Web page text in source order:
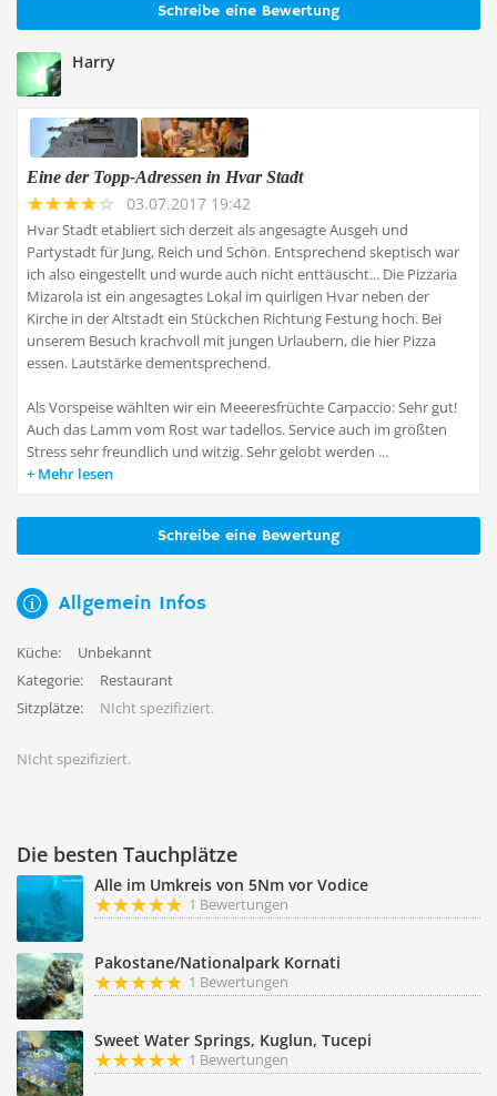
Schreibe eine Bewertung
Harry
Eine der Topp-Adressen in Hvar Stadt
03.07.2017 19:42
Hvar Stadt etabliert sich derzeit als angesagte Ausgeh und
Partystadt für Jung, Reich und Schön. Entsprechend skeptisch war
ich also eingestellt und wurde auch nicht enttäuscht... Die Pizzaria
Mizarola ist ein angesagtes Lokal im quirligen Hvar neben der
Kirche in der Altstadt ein Stückchen Richtung Festung hoch. Bei
unserem Besuch krachvoll mit jungen Urlaubern, die hier Pizza
essen. Lautstärke dementsprechend.
Als Vorspeise wählten wir ein Meeeresfrüchte Carpaccio: Sehr gut!
Auch das Lamm vom Rost war tadellos. Service auch im größten
Stress sehr freundlich und witzig. Sehr gelobt werden ...
Mehr lesen
Schreibe eine Bewertung
Allgemein Infos
Küche:
Unbekannt
Kategorie:
Restaurant
Sitzplätze:
NIcht spezifiziert.
NIcht spezifiziert.
Die besten Tauchplätze
Alle im Umkreis von 5Nm vor Vodice
1 Bewertungen
Pakostane/Nationalpark Kornati
1 Bewertungen
Sweet Water Springs, Kuglun, Tucepi
1 Bewertungen